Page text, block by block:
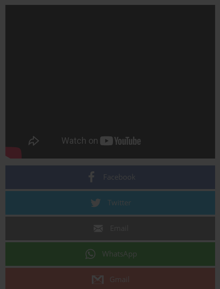
Facebook
Twitter
WhatsApp
Gmail